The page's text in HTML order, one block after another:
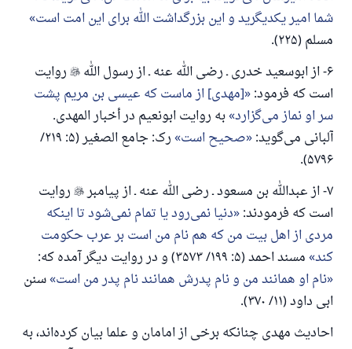
شما امیر یکدیگرید و این بزرگداشت الله برای این امت است
مسلم (۲۲۵).
۶- از ابوسعید خدری ـ رضی الله عنه ـ از رسول الله
روایت
است که فرمود: [مهدی] از ماست که عیسی بن مریم پشت
سر او نماز می‌گزارد به روایت ابونعیم در أخبار المهدی.
آلبانی می‌گوید: صحیح است
رک: جامع الصغیر (۵: ۲۱۹/
۵۷۹۶).
۷- از عبدالله بن مسعود ـ رضی الله عنه ـ از پیامبر
روایت
است که فرمودند: دنیا نمی‌رود یا تمام نمی‌شود تا اینکه
مردی از اهل بیت من که هم نام من است بر عرب حکومت
کند مسند احمد (۵: ۱۹۹/ ۳۵۷۳) و در روایت دیگر آمده که:
نام او همانند من و نام پدرش همانند نام پدر من است سنن
ابی داود (۱۱/ ۳۷۰).
احادیث مهدی چنانکه برخی از امامان و علما بیان کرده‌اند، به